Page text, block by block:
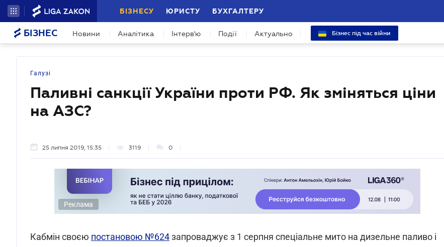
БІЗНЕСУ ЮРИСТУ БУХГАЛТЕРУ
БІЗНЕС Новини Аналітика Інтерв'ю Події Актуально Бізнес під час війни
Галузі
Паливні санкції України проти РФ. Як зміняться ціни
на АЗС?
25 липня 2019, 15:35 3119 0
Реклама
Кабмін своєю постановою №624запроваджує з 1 серпня спеціальне мито на дизельне паливо і